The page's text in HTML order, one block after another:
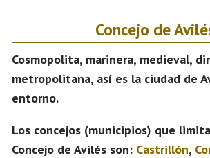
Concejo de
Cosmopolita, marinera, medieval,
metropolitana, así es la ciudad de
entorno.
Los concejos (municipios) que
Concejo de Avilés son: Castrillón,